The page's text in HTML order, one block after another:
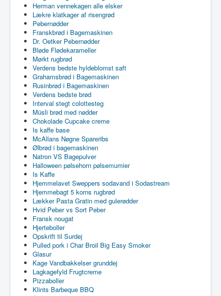
Herman vennekagen alle elsker
Lækre klatkager af risengrød
Pebernødder
Franskbrød i Bagemaskinen
Dr. Oetker Pebernødder
Bløde Flødekarameller
Mørkt rugbrød
Verdens bedste hyldeblomst saft
Grahamsbrød i Bagemaskinen
Rusinbrød i Bagemaskinen
Verdens bedste brød
Interval stegt colottesteg
Müsli brød med nødder
Chokolade Cupcake creme
Is kaffe base
McAllans Nøgne Spareribs
Ølbrød i bagemaskinen
Natron VS Bagepulver
Halloween pølsehorn pølsemumier
Is Kaffe
Hjemmelavet Sweppers sodavand i Sodastream
Hjemmebagt 5 korns rugbrød
Lækker Pasta Gratin med gulerødder
Hvid Peber vs Sort Peber
Fransk nougat
Hjerteboller
Opskrift til Surdej
Pulled pork i Char Broil Big Easy Smoker
Glasur
Kage Vandbakkelser grunddej
Lagkagefyld Frugtcreme
Pizzaboller
Klints Barbeque BBQ